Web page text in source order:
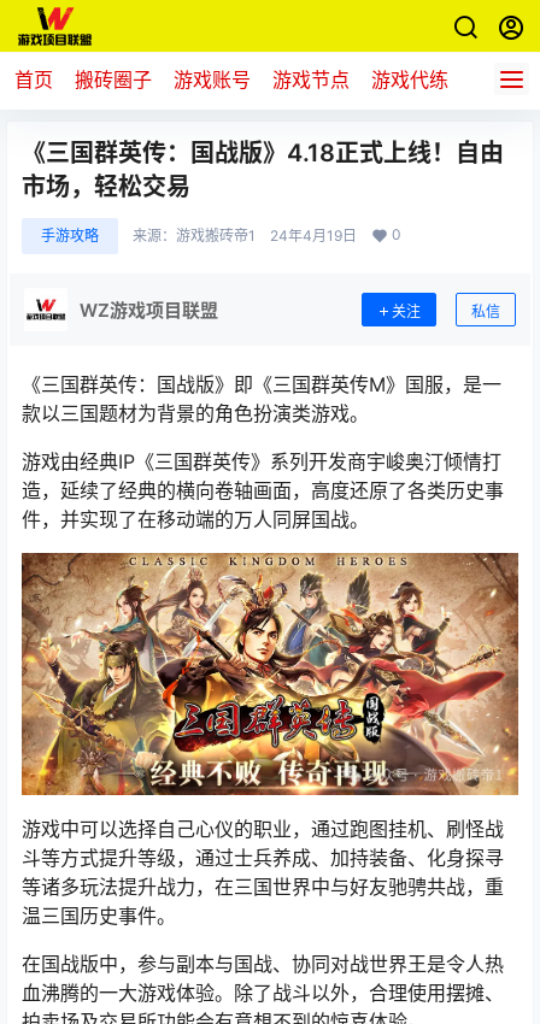
首页 搬砖圈子 游戏账号 游戏节点 游戏代练 新游推
《三国群英传：国战版》4.18正式上线！自由
市场，轻松交易
手游攻略 来源： 游戏搬砖帝1 24年4月19日 0
WZ游戏项目联盟 关注 私信
《三国群英传：国战版》即《三国群英传M》国服，是一
款以三国题材为背景的角色扮演类游戏。
游戏由经典IP《三国群英传》系列开发商宇峻奥汀倾情打
造，延续了经典的横向卷轴画面，高度还原了各类历史事
件，并实现了在移动端的万人同屏国战。
游戏中可以选择自己心仪的职业，通过跑图挂机、刷怪战
斗等方式提升等级，通过士兵养成、加持装备、化身探寻
等诸多玩法提升战力，在三国世界中与好友驰骋共战，重
温三国历史事件。
在国战版中，参与副本与国战、协同对战世界王是令人热
血沸腾的一大游戏体验。除了战斗以外，合理使用摆摊、